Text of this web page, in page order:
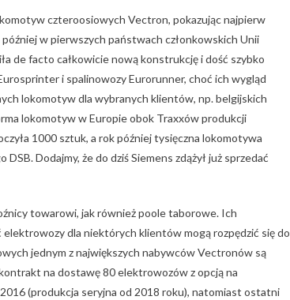
czteroosiowych Vectron, pokazując najpierw
w pierwszych państwach członkowskich Unii
de facto całkowicie nową konstrukcję i dość szybko
i spalinowozy Eurorunner, choć ich wygląd
lokomotyw dla wybranych klientów, np. belgijskich
lokomotyw w Europie obok Traxxów produkcji
1000 sztuk, a rok później tysięczna lokomotywa
Dodajmy, że do dziś Siemens zdążył już sprzedać
towarowi, jak również poole taborowe. Ich
dla niektórych klientów mogą rozpędzić się do
jednym z największych nabywców Vectronów są
na dostawę 80 elektrowozów z opcją na
(produkcja seryjna od 2018 roku), natomiast ostatni